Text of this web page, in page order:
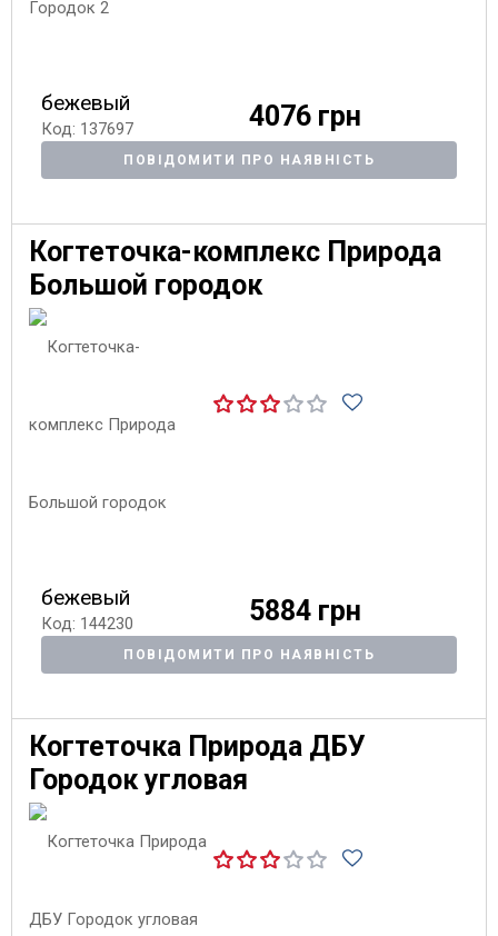
бежевый
Код: 137697 4076 грн
ПОВІДОМИТИ ПРО НАЯВНІСТЬ
Когтеточка-комплекс Природа
Большой городок
бежевый
Код: 144230 5884 грн
ПОВІДОМИТИ ПРО НАЯВНІСТЬ
Когтеточка Природа ДБУ
Городок угловая